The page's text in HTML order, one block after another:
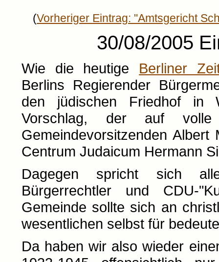
(Vorheriger Eintrag: "Amtsgericht
30/08/2005
Wie die heutige Berliner
Berlins Regierender
den jüdischen Friedhof in
Vorschlag, der auf
Gemeindevorsitzenden
Centrum Judaicum Hermann
Dagegen spricht sich
Bürgerrechtler und CDU-
Gemeinde sollte sich an
wesentlichen selbst für
Da haben wir also wieder